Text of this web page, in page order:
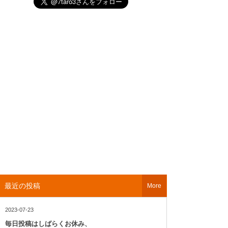
最近の投稿
2023-07-23
毎日投稿はしばらくお休み、
More